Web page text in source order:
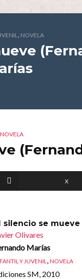
, NOVELA
NOVELA
X
silencio se
Olivares
Marías
Y JUVENIL, NOVELA
SM, 2010